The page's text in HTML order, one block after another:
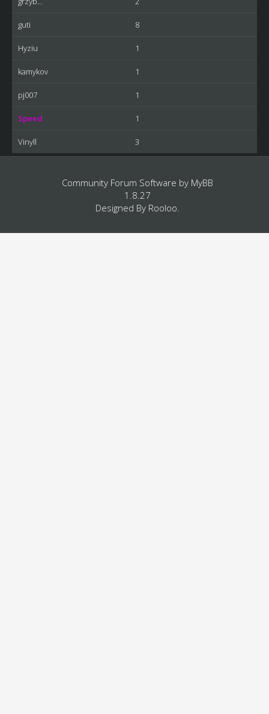
guti 8
Hyziu 1
kamykov 1
pj007 1
Speed 1
Vinyll 3
Community Forum Software by MyBB
1.8.27
Designed By Rooloo.